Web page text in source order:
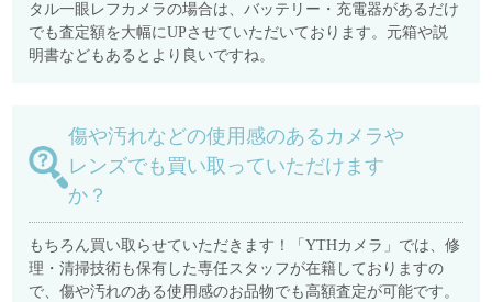
タル一眼レフカメラの場合は、バッテリー・充電器があるだけ
でも査定額を大幅にUPさせていただいております。元箱や説
明書などもあるとより良いですね。
傷や汚れなどの使用感のあるカメラや
レンズでも買い取っていただけます
か？
もちろん買い取らせていただきます！「YTHカメラ」では、修
理・清掃技術も保有した専任スタッフが在籍しておりますの
で、傷や汚れのある使用感のお品物でも高額査定が可能です。